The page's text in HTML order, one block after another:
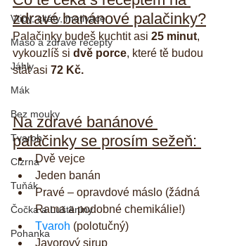
Vtipy, citáty, motivace
Maso a zdravé recepty
Jáhly
Mák
Bez mouky
Tvaroh
Cizrna
Tuňák
Čočka a Luštěniny
Pohanka
zdravé banánové palačinky?
Palačinky budeš kuchtit asi 25 minut,
vykouzlíš si dvě porce, které tě budou
stát asi 72 Kč.
Na zdravé banánové
palačinky se prosím sežeň:
Dvě vejce
Jeden banán
Pravé – opravdové máslo (žádná
Rama a podobné chemikálie!)
Tvaroh (polotučný)
Javorový sirup